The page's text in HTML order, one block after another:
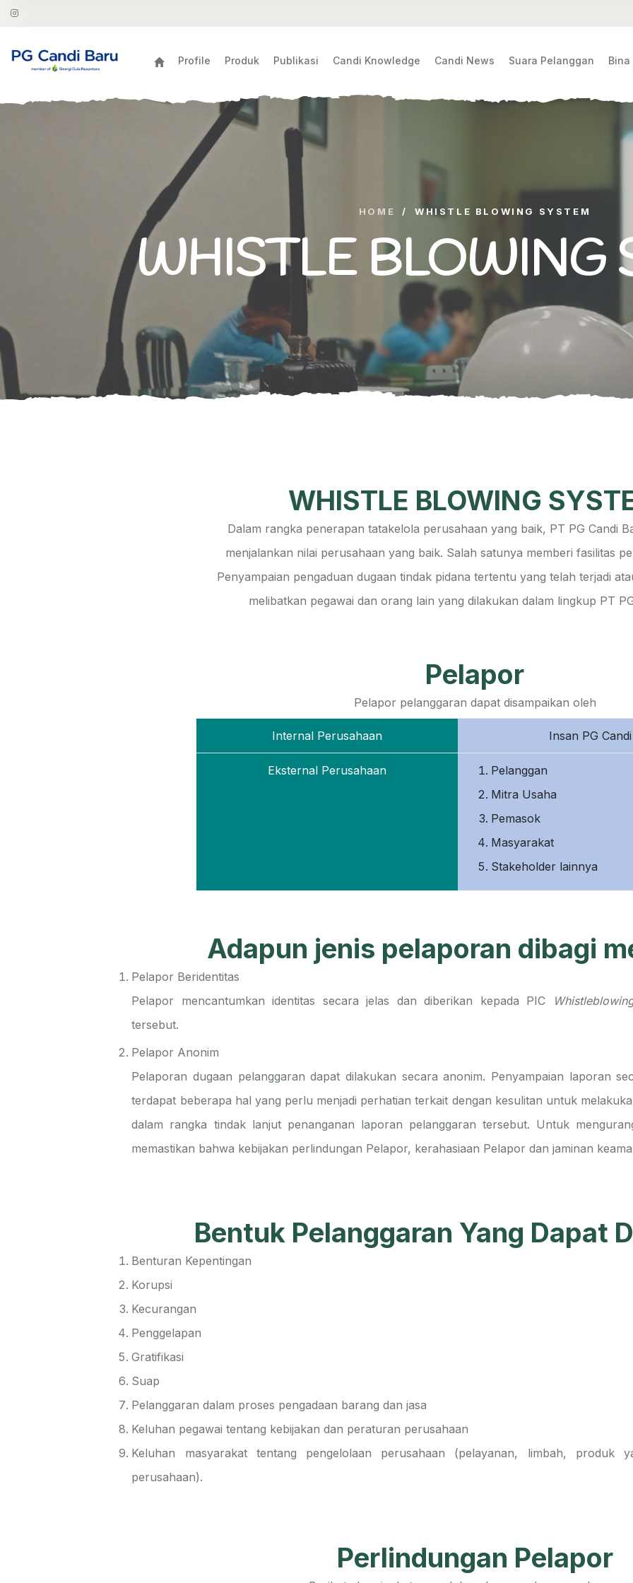
Profile Produk Publikasi Candi Knowledge Candi News Suara Pelanggan
HOME / WHISTLE BLOWING SYSTEM
WHISTLE BLOWING
WHISTLE BLOWING
Dalam rangka penerapan tatakelola perusahaan yang baik, PT PG Candi
menjalankan nilai perusahaan yang baik. Salah satunya memberi fasilitas
Penyampaian pengaduan dugaan tindak pidana tertentu yang telah terjadi
melibatkan pegawai dan orang lain yang dilakukan dalam lingkup PT
Pelapor
Pelapor pelanggaran dapat disampaikan oleh
Internal Perusahaan Insan PG
Eksternal Perusahaan
Pelanggan
Mitra Usaha
Pemasok
Masyarakat
Stakeholder lainnya
Adapun jenis pelaporan dibagi
Pelapor Beridentitas
Pelapor mencantumkan identitas secara jelas dan diberikan kepada PIC
tersebut.
Pelapor Anonim
Pelaporan dugaan pelanggaran dapat dilakukan secara anonim. Penyampaian laporan
terdapat beberapa hal yang perlu menjadi perhatian terkait dengan kesulitan untuk
dalam rangka tindak lanjut penanganan laporan pelanggaran tersebut. Untuk
memastikan bahwa kebijakan perlindungan Pelapor, kerahasiaan Pelapor dan jaminan
Bentuk Pelanggaran Yang Dapat
Benturan Kepentingan
Korupsi
Kecurangan
Penggelapan
Gratifikasi
Suap
Pelanggaran dalam proses pengadaan barang dan jasa
Keluhan pegawai tentang kebijakan dan peraturan perusahaan
Keluhan masyarakat tentang pengelolaan perusahaan (pelayanan, limbah, produk
perusahaan).
Perlindungan Pelapor